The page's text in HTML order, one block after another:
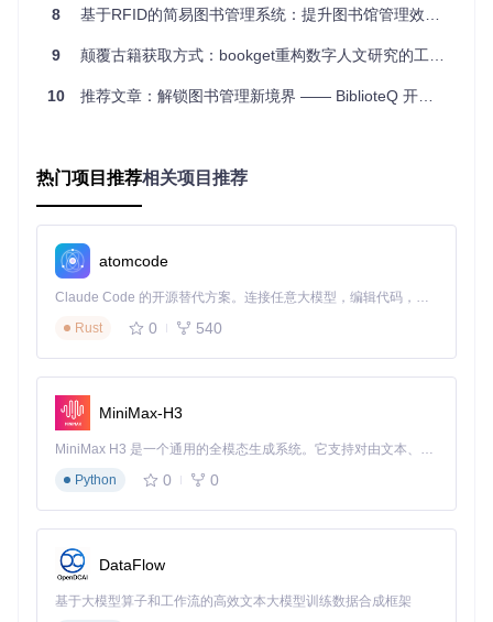
个基础的图书管理系统，帮助他们快速搭建图书管理平
技术应用
效地进行数据存储和查询，确保数据的准确性和一致性。
项目特点
功能特点
借书与还书：用户可以通过系统进行图书的借阅和归还操
作，系统会自动记录借阅信息。
速找到所需图书。
租金计算：系统能够根据借阅天数自动计算租金，并在界面
上显示相关信息，方便用户了解费用情况。
一键生成数据库
件，可以一键生成所需的数据库结构，简化了数据库设置过
程。
简单易用 ：系统设计简洁，操作流程直观，即使是非专业用
高效管理：通过数据库和图形界面的结合，系统能够高效地
进行图书管理和查询，提升管理效率。
学习价值：对于学习Python和数据库编程的用户来说，这是
一个很好的实践项目，能够帮助他们深入理解相关技术。
8 基于RFID的简易图书管理系统：提升图书馆管理效率的利器
9 颠覆古籍获取方式：bookget重构数字人文研究的工作流
10 推荐文章：解锁图书管理新境界 —— BiblioteQ 开源软件深度解析
热门项目推荐相关项目推荐
atomcode
Claude Code 的开源替代方案。连接任意大模型，编辑代码，运行命令，自动验证 — 全自动执行。用 Rust 构建，极致性能。 ｜ An open-source alternative to Claude Code. Connect any LLM, edit code, run commands, and verify changes — autonomously. Built in Rust for speed. Get Started
Rust
0 540
MiniMax-H3
MiniMax H3 是一个通用的全模态生成系统。它支持对由文本、图像、视频和音频组成的多模态上下文进行统一理解，并能生成分辨率高达 2K、时长可达 15 秒的带原生立体声音频的视频。得益于面向任务泛化的系统设计，H3 在预训练阶段就已具备广泛的多模态上下文理解与生成能力，能够出色地执行复杂的多模态指令。
Python
0 0
DataFlow
基于大模型算子和工作流的高效文本大模型训练数据合成框架